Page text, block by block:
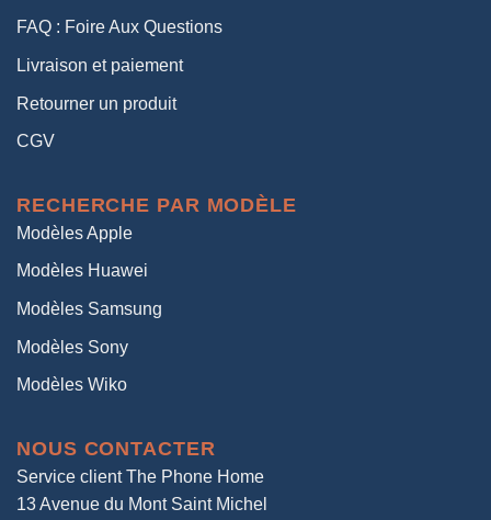
FAQ : Foire Aux Questions
Livraison et paiement
Retourner un produit
CGV
RECHERCHE PAR MODÈLE
Modèles Apple
Modèles Huawei
Modèles Samsung
Modèles Sony
Modèles Wiko
NOUS CONTACTER
Service client The Phone Home
13 Avenue du Mont Saint Michel